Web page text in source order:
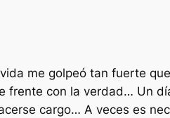
me golpeó tan fuerte
frente con la verdad… Un
cargo… A veces es